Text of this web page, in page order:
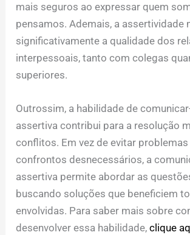
mais seguros ao expressar quem
pensamos. Ademais, a assertividade
significativamente a qualidade dos
interpessoais, tanto com colegas
superiores.
Outrossim, a habilidade de
assertiva contribui para a resolução
conflitos. Em vez de evitar
confrontos desnecessários, a
assertiva permite abordar as
buscando soluções que beneficiem
envolvidas. Para saber mais sobre
desenvolver essa habilidade,clique